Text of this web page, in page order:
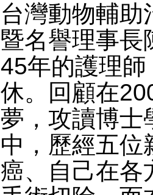
台灣動物輔助
暨名譽理事長
45年的護理
休。回顧在
夢，攻讀博士
中，歷經五位
癌、自己在各